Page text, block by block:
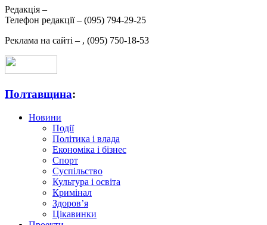
Редакція –
Телефон редакції – (095) 794-29-25
Реклама на сайті – , (095) 750-18-53
Полтавщина:
Новини
Події
Політика і влада
Економіка і бізнес
Спорт
Суспільство
Культура і освіта
Кримінал
Здоров’я
Цікавинки